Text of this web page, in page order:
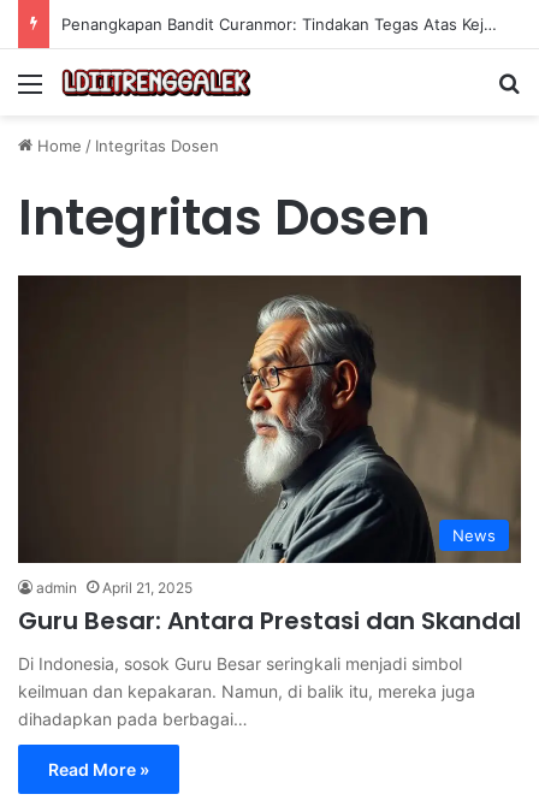
Penangkapan Bandit Curanmor: Tindakan Tegas Atas Kejahatan Sepeda Motor
Menu
Home / Integritas Dosen
Integritas Dosen
News
admin April 21, 2025
Guru Besar: Antara Prestasi dan Skandal
Di Indonesia, sosok Guru Besar seringkali menjadi simbol
keilmuan dan kepakaran. Namun, di balik itu, mereka juga
dihadapkan pada berbagai…
Read More »